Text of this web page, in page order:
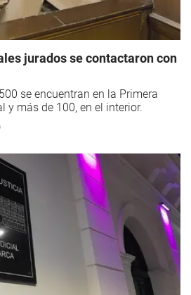
jurados se contactaron con
se encuentran en la Primera
y más de 100, en el interior.